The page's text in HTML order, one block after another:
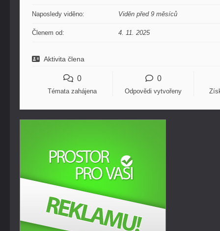
Naposledy viděno: Viděn před 9 měsíců
Členem od: 4. 11. 2025
Aktivita člena
0
Témata zahájena
0
Odpovědi vytvořeny